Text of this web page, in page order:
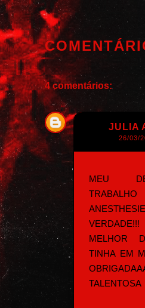
4 comentários:
JULIA
26/03/
MEU
MELHOR
TINHA EM
TALENTOSA